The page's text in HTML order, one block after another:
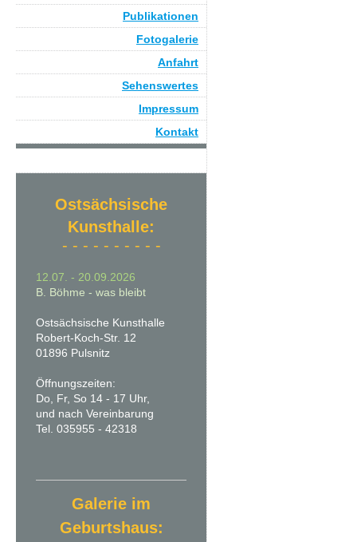
Publikationen
Fotogalerie
Anfahrt
Sehenswertes
Impressum
Kontakt
Ostsächsische
Kunsthalle:
- - - - - - - - - -
12.07. - 20.09.2026
B. Böhme - was bleibt
Ostsächsische Kunsthalle
Robert-Koch-Str. 12
01896 Pulsnitz
Öffnungszeiten:
Do, Fr, So 14 - 17 Uhr,
und nach Vereinbarung
Tel. 035955 - 42318
Galerie im
Geburtshaus: